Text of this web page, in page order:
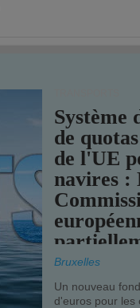
Système
de
de l'UE
navires :
Bruxelles
Un nouveau
d'euros pour les